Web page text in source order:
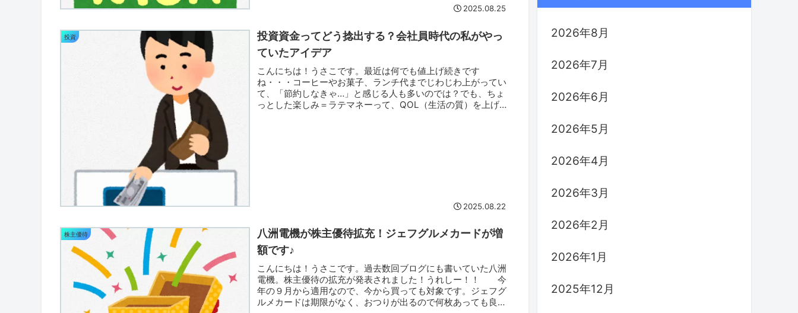
2025.08.25
投資
投資資金ってどう捻出する？会社員時代の私がやっ
ていたアイデア
こんにちは！うさこです。最近は何でも値上げ続きです
ね・・・コーヒーやお菓子、ランチ代までじわじわ上がってい
て、「節約しなきゃ…」と感じる人も多いのでは？でも、ちょ
っとした楽しみ＝ラテマネーって、QOL（生活の質）を上げる
2025.08.22
株主優待
八洲電機が株主優待拡充！ジェフグルメカードが増
額です♪
こんにちは！うさこです。過去数回ブログにも書いていた八洲
電機。株主優待の拡充が発表されました！うれしー！！ 今
年の９月から適用なので、今から買っても対象です。ジェフグ
ルメカードは期限がなく、おつりが出るので何枚あっても良い
2026年8月
2026年7月
2026年6月
2026年5月
2026年4月
2026年3月
2026年2月
2026年1月
2025年12月